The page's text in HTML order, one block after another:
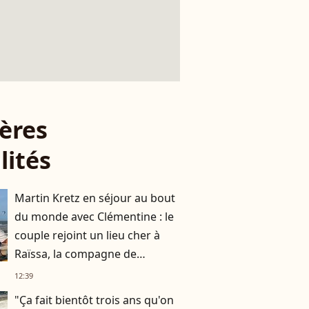
Martin Kretz en séjour au bout
du monde avec Clémentine : le
couple rejoint un lieu cher à
Raïssa, la compagne de
Raphaël
12:39
"Ça fait bientôt trois ans qu'on